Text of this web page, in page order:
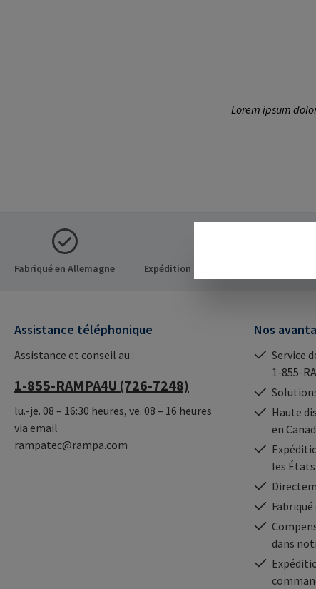
Lorem ipsum
Fabriqué en Allemagne Expédition le même jour (commandes
Assistance téléphonique
Assistance et conseil au :
1-855-RAMPA4U (726-7248)
lu.-je. 08 – 16:30 heures, ve. 08 – 16 heures
via email
rampatec@rampa.com
Nos
Service
1-855-
Haute
en
les
dans